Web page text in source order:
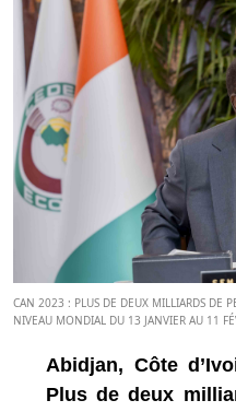
CAN 2023 : PLUS DE DEUX MILLIARDS DE
NIVEAU MONDIAL DU 13 JANVIER AU 11
Abidjan, Côte
Plus de deux